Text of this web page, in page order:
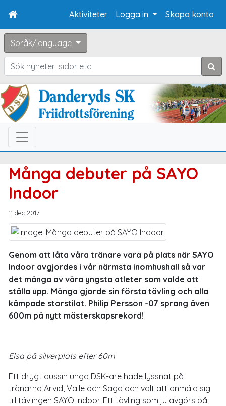
Aktiviteter Logga in Skapa konto
Språk/language
Sök
Många debuter på SAYO
Indoor
11 dec 2017
Genom att låta våra tränare vara på plats när SAYO
Indoor avgjordes i vår närmsta inomhushall så var
det många av våra yngsta atleter som valde att
ställa upp. Många gjorde sin första tävling och alla
kämpade storstilat. Philip Persson -07 sprang även
600m på nytt mästerskapsrekord!
Elsa på silverplats efter 60m
Ett drygt dussin unga DSK-are hade lyssnat på
tränarna Arvid, Valle och Saga och valt att anmäla sig
till tävlingen SAYO Indoor. Ett tävling som ju avgörs på